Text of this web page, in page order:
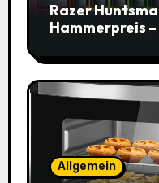
Razer
Hammerpreis
Allgemein